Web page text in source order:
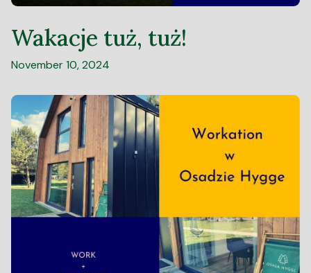
Wakacje tuż, tuż!
November 10, 2024